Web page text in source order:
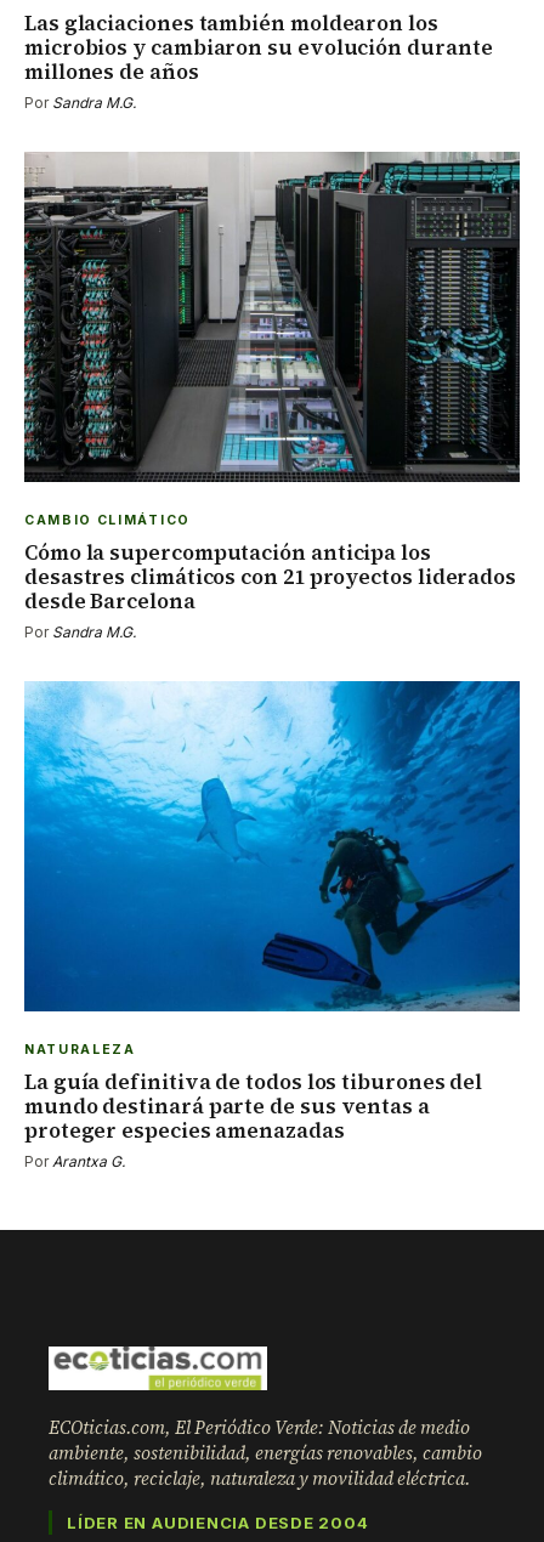
Las glaciaciones también moldearon los
microbios y cambiaron su evolución durante
millones de años
Por Sandra M.G.
CAMBIO CLIMÁTICO
Cómo la supercomputación anticipa los
desastres climáticos con 21 proyectos liderados
desde Barcelona
Por Sandra M.G.
NATURALEZA
La guía definitiva de todos los tiburones del
mundo destinará parte de sus ventas a
proteger especies amenazadas
Por Arantxa G.
ECOticias.com, El Periódico Verde: Noticias de medio
ambiente, sostenibilidad, energías renovables, cambio
climático, reciclaje, naturaleza y movilidad eléctrica.
LÍDER EN AUDIENCIA DESDE 2004